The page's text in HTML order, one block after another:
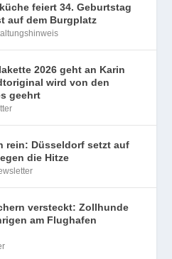
feiert 34. Geburtstag
auf dem Burgplatz
2026 geht an Karin
wird von den
geehrt
rein: Düsseldorf setzt auf
die Hitze
versteckt: Zollhunde
am Flughafen